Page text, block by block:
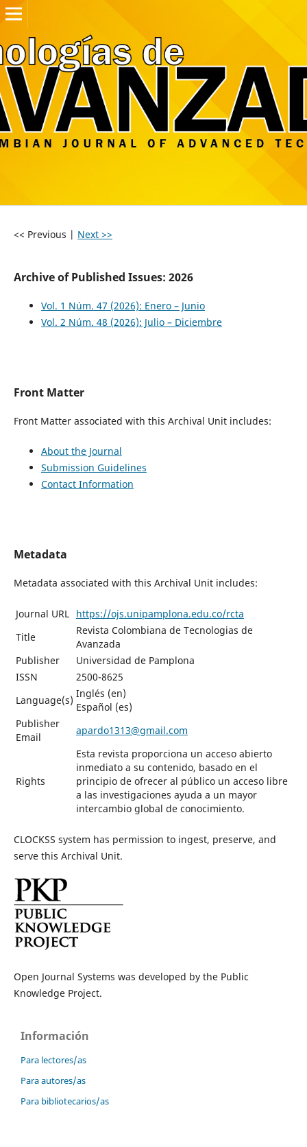
<< Previous | Next >>
Archive of Published Issues: 2026
Vol. 1 Núm. 47 (2026): Enero – Junio
Vol. 2 Núm. 48 (2026): Julio – Diciembre
Front Matter
Front Matter associated with this Archival Unit includes:
About the Journal
Submission Guidelines
Contact Information
Metadata
Metadata associated with this Archival Unit includes:
Journal URL https://ojs.unipamplona.edu.co/rcta
Title
Revista Colombiana de Tecnologias de
Avanzada
Publisher
Universidad de Pamplona
ISSN
2500-8625
Language(s)
Inglés (en)
Español (es)
Publisher
Email
apardo1313@gmail.com
Rights
Esta revista proporciona un acceso abierto
inmediato a su contenido, basado en el
principio de ofrecer al público un acceso libre
a las investigaciones ayuda a un mayor
intercambio global de conocimiento.
CLOCKSS system has permission to ingest, preserve, and
serve this Archival Unit.
Open Journal Systems was developed by the Public
Knowledge Project.
Información
Para lectores/as
Para autores/as
Para bibliotecarios/as